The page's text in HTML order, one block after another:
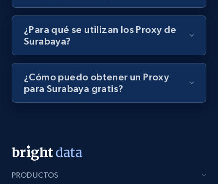
¿Para qué se utilizan los Proxy de
Surabaya?
¿Cómo puedo obtener un Proxy
para Surabaya gratis?
PRODUCTOS